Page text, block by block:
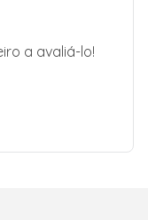
a avaliá-lo!